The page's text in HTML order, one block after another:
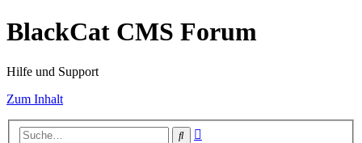
BlackCat CMS Forum
Hilfe und Support
Zum Inhalt
Suche